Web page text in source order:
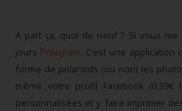
A part ça, quoi de neuf ? Si vous me
jours
. C'est une application
forme de polaroids (ou non) les
même votre profil Facebook
personnalisées et y faire imprimer